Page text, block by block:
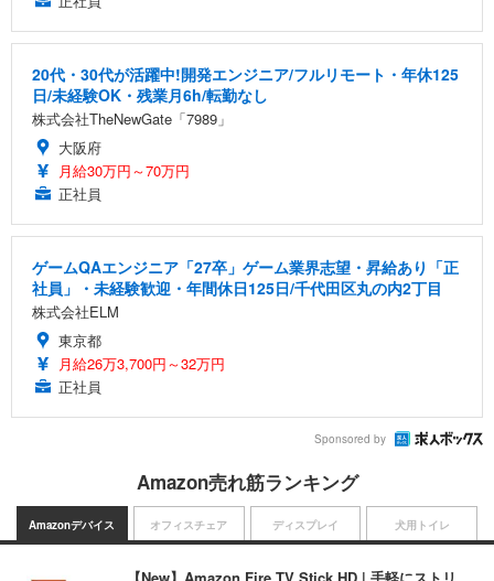
20代・30代が活躍中!開発エンジニア/フルリモート・年休125
日/未経験OK・残業月6h/転勤なし
株式会社TheNewGate「7989」
大阪府
月給30万円～70万円
正社員
ゲームQAエンジニア「27卒」ゲーム業界志望・昇給あり「正
社員」・未経験歓迎・年間休日125日/千代田区丸の内2丁目
株式会社ELM
東京都
月給26万3,700円～32万円
正社員
Sponsored by
Amazon売れ筋ランキング
Amazonデバイス オフィスチェア ディスプレイ 犬用トイレ